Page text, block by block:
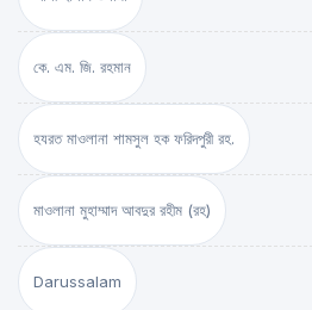
কে. এম. জি. রহমান
হযরত মাওলানা শামসুল হক ফরিদপুরী রহ.
মাওলানা মুহাম্মাদ আবদুর রহীম (রহ)
Darussalam